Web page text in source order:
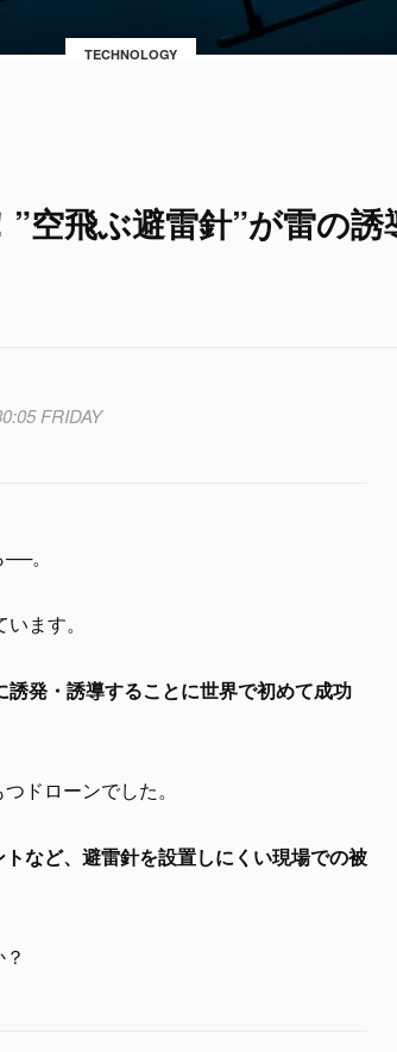
TECHNOLOGY
”空飛ぶ避雷針”が雷の誘
FRIDAY
。
ます。
誘発・誘導することに世界で初めて成功
ドローンでした。
など、避雷針を設置しにくい現場での被